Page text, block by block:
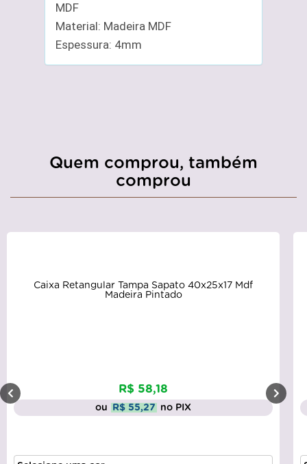
MDF
Material: Madeira MDF
Espessura: 4mm
Quem comprou, também
comprou
Caixa Retangular Tampa Sapato 40x25x17 Mdf
Madeira Pintado
R$ 58,18
ou R$ 55,27 no PIX